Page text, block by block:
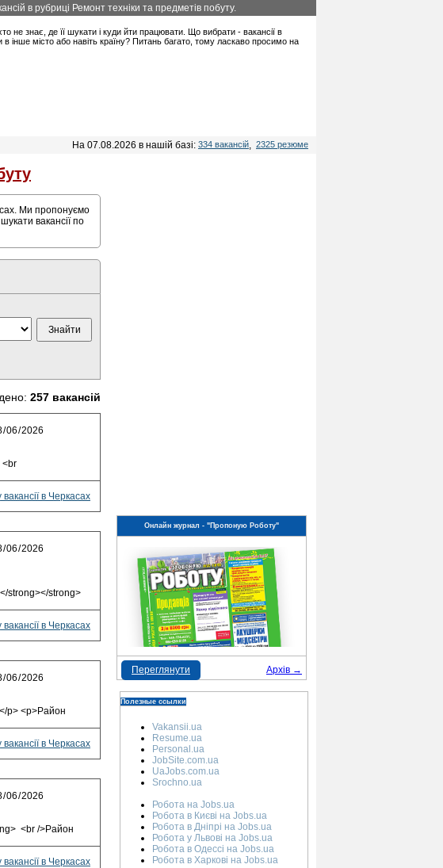
в рубриці Ремонт техніки та предметів побуту.
не знає, де її шукати і куди йти працювати. Що вибрати - вакансії в
місто або навіть країну? Питань багато, тому ласкаво просимо на
На 07.08.2026 в нашій базі: 334 вакансій, 2325 резюме
Ми пропонуємо
вакансії по
257 вакансій
<br
в Черкасах
strong></strong>
в Черкасах
p> <p>Район
в Черкасах
<br />Район
в Черкасах
Онлайн журнал - "Пропоную Роботу"
Архів →
Переглянути
Полезные ссылки
Vakansii.ua
Resume.ua
Personal.ua
JobSite.com.ua
UaJobs.com.ua
Srochno.ua
Робота на Jobs.ua
Робота в Києві на Jobs.ua
Робота в Дніпрі на Jobs.ua
Робота у Львові на Jobs.ua
Робота в Одессі на Jobs.ua
Робота в Харкові на Jobs.ua